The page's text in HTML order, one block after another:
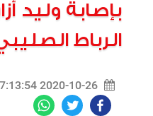
بإصابة وليد
الرباط
2020-10-26 07:13:54
Facebook
Twitter